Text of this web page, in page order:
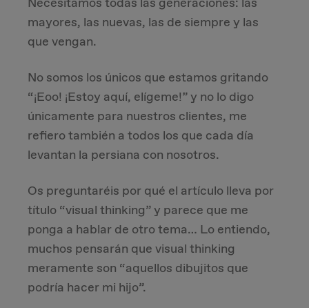
Performance Transformation
mayores, las nuevas, las de siempre y las
que vengan.
No somos los únicos que estamos gritando
“¡Eoo! ¡Estoy aquí, elígeme!” y no lo digo
únicamente para nuestros clientes, me
refiero también a todos los que cada día
levantan la persiana con nosotros.
Os preguntaréis por qué el artículo lleva por
título “visual thinking” y parece que me
ponga a hablar de otro tema… Lo entiendo,
muchos pensarán que visual thinking
meramente son “aquellos dibujitos que
podría hacer mi hijo”.